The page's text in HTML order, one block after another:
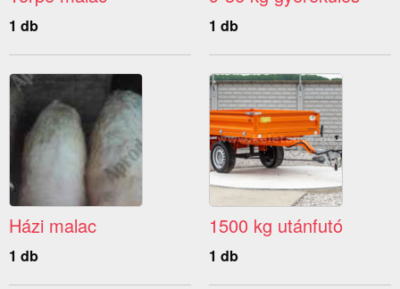
1 db 1 db
Házi malac
1 db
1500 kg utánfutó
1 db